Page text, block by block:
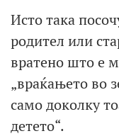
Исто така
родител или
вратено што е
„враќањето во
само доколку
детето“.